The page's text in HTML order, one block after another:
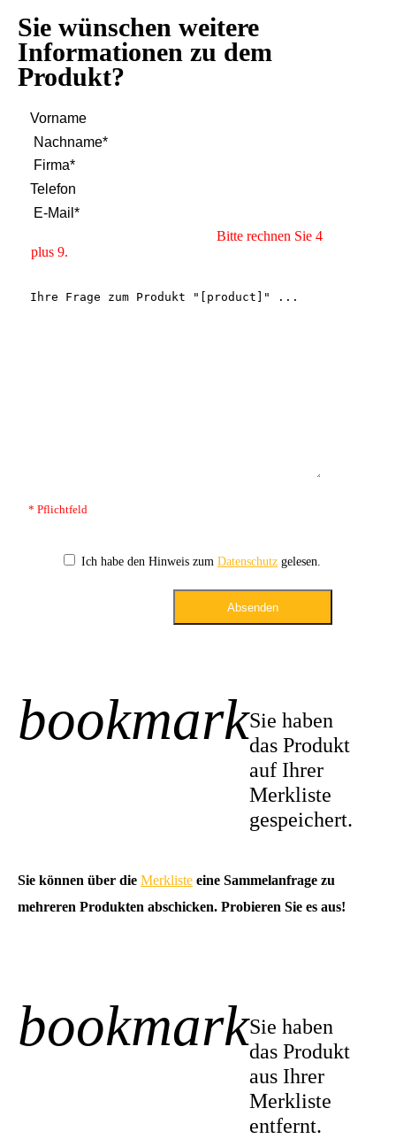
Sie wünschen weitere
Informationen zu dem
Produkt?
Bitte rechnen Sie 4
plus 9.
* Pflichtfeld
Ich habe den Hinweis zum Datenschutz gelesen.
Absenden
bookmarkSie haben
das Produkt
auf Ihrer
Merkliste
gespeichert.
Sie können über die Merkliste eine Sammelanfrage zu
mehreren Produkten abschicken. Probieren Sie es aus!
bookmarkSie haben
das Produkt
aus Ihrer
Merkliste
entfernt.